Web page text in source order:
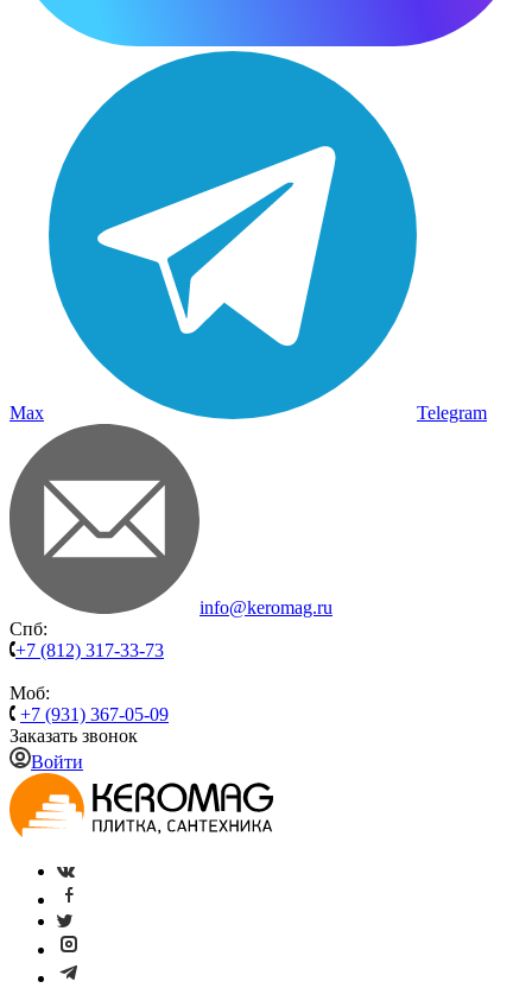
Max Telegram
info@keromag.ru
Спб:
+7 (812) 317-33-73
Моб:
+7 (931) 367-05-09
Заказать звонок
Войти